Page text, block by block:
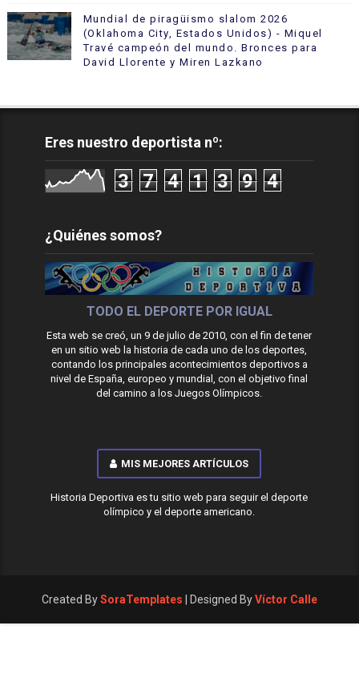
Mundial de piragüismo slalom 2026
(Oklahoma City, Estados Unidos) - Miquel
Travé campeón del mundo. Bronces para
David Llorente y Miren Lazkano
Eres nuestro deportista nº:
3 7 4 1 3 9 4
¿Quiénes somos?
TODO EL DEPORTE POR IGUAL
Esta web se creó, un 9 de julio de 2010, con el fin de tener
en un sitio web la historia de cada uno de los deportes,
contando los principales acontecimientos deportivos a
nivel de España, europeo y mundial, con el objetivo final
del camino a los Juegos Olímpicos.
MIS MEJORES ARTÍCULOS
Historia Deportiva es tu sitio web para seguir el deporte
olímpico y el deporte americano.
Created BySoraTemplates | Designed ByVíctor Calle